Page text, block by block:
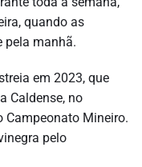
quando as
pela manhã.
em 2023, que
Caldense, no
Campeonato Mineiro.
pelo